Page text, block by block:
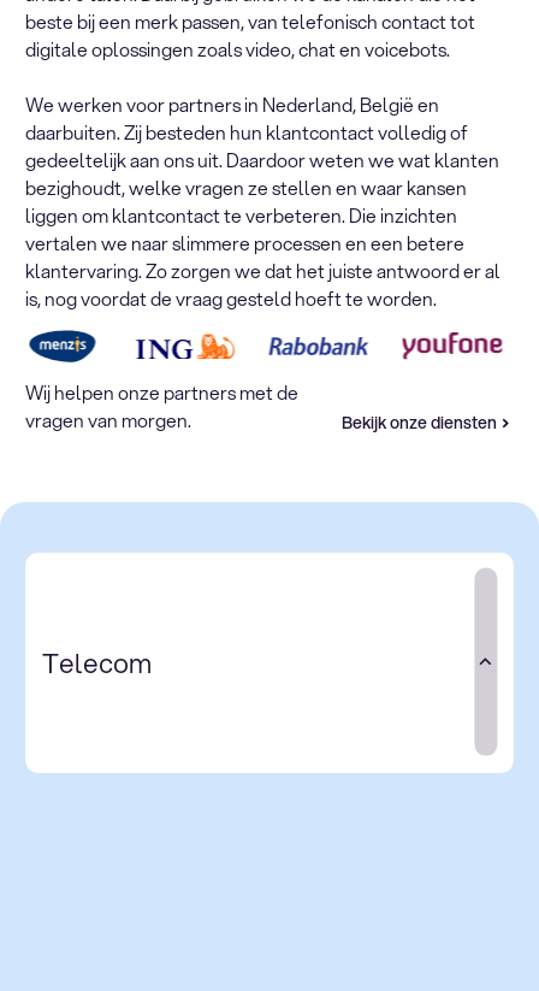
beste bij een merk passen, van telefonisch contact tot
digitale oplossingen zoals video, chat en voicebots.
We werken voor partners in Nederland, België en
daarbuiten. Zij besteden hun klantcontact volledig of
gedeeltelijk aan ons uit. Daardoor weten we wat klanten
bezighoudt, welke vragen ze stellen en waar kansen
liggen om klantcontact te verbeteren. Die inzichten
vertalen we naar slimmere processen en een betere
klantervaring. Zo zorgen we dat het juiste antwoord er al
is, nog voordat de vraag gesteld hoeft te worden.
Wij helpen onze partners met de
vragen van morgen.
Bekijk onze diensten
Telecom